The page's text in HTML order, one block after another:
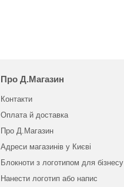
Про Д.Магазин
Контакти
Оплата й доставка
Про Д.Магазин
Адреси магазинів у Києві
Блокноти з логотипом для бізнесу
Нанести логотип або напис